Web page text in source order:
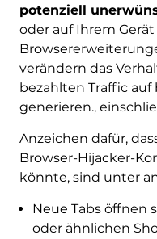
potenziell
oder auf Ihrem
verändern das
bezahlten Traffic
generieren.,
Anzeichen dafür,
Browser-Hijacker-
könnte, sind unter
Neue Tabs öffnen
oder ähnlichen